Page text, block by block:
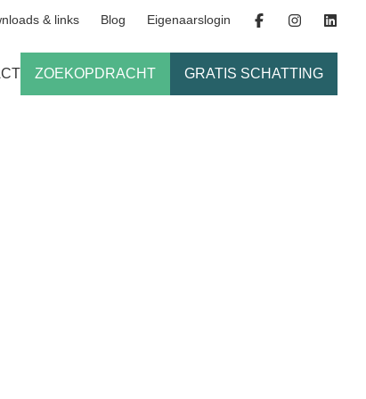
& links Blog Eigenaarslogin
ZOEKOPDRACHT GRATIS SCHATTING